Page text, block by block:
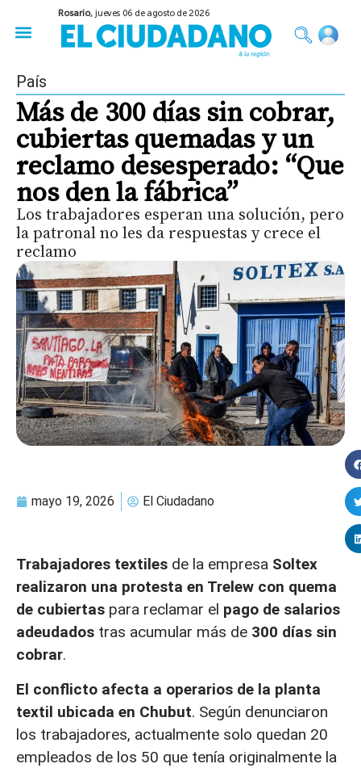
Rosario,jueves 06 de agosto de 2026
País
Más de 300 días sin cobrar,
cubiertas quemadas y un
reclamo desesperado: “Que
nos den la fábrica”
Los trabajadores esperan una solución, pero
la patronal no les da respuestas y crece el
reclamo
mayo 19, 2026 El Ciudadano
Trabajadores textiles de la empresa Soltex
realizaron una protesta en Trelew con quema
de cubiertas para reclamar el pago de salarios
adeudados tras acumular más de 300 días sin
cobrar.
El conflicto afecta a operarios de la planta
textil ubicada en Chubut. Según denunciaron
los trabajadores, actualmente solo quedan 20
empleados de los 50 que tenía originalmente la